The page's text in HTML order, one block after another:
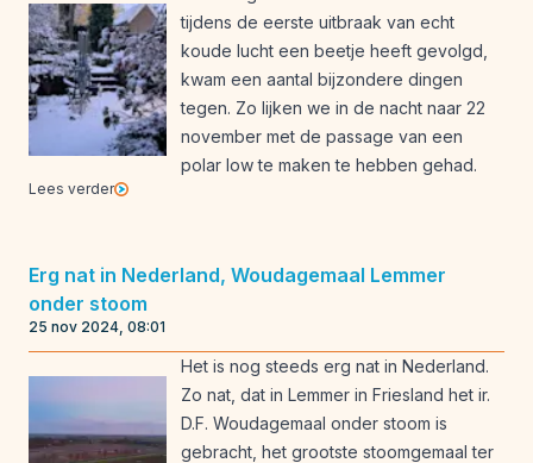
tijdens de eerste uitbraak van echt
koude lucht een beetje heeft gevolgd,
kwam een aantal bijzondere dingen
tegen. Zo lijken we in de nacht naar 22
november met de passage van een
polar low te maken te hebben gehad.
Lees verder
Erg nat in Nederland, Woudagemaal Lemmer
onder stoom
25 nov 2024, 08:01
Het is nog steeds erg nat in Nederland.
Zo nat, dat in Lemmer in Friesland het ir.
D.F. Woudagemaal onder stoom is
gebracht, het grootste stoomgemaal ter